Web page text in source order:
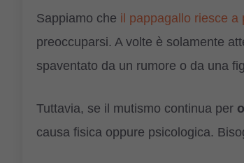
Sappiamo che il pappagallo riesce a
preoccuparsi. A volte è solamente
spaventato da un rumore o da una
Tuttavia, se il mutismo continua per
causa fisica oppure psicologica.